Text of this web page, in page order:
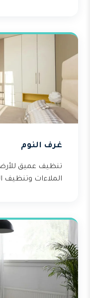
غرف النوم
تنظيف عميق
الملاءات وتنظيف